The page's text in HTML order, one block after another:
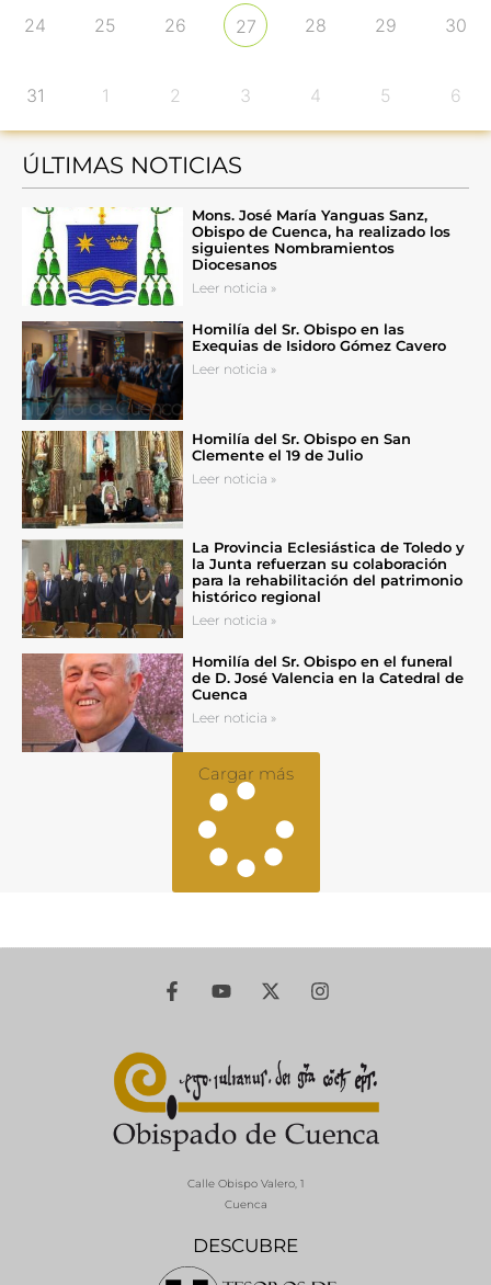
24 25 26 27 28 29 30
31 1 2 3 4 5 6
ÚLTIMAS NOTICIAS
Mons. José María Yanguas Sanz,
Obispo de Cuenca, ha realizado los
siguientes Nombramientos
Diocesanos
Leer noticia »
Homilía del Sr. Obispo en las
Exequias de Isidoro Gómez Cavero
Leer noticia »
Homilía del Sr. Obispo en San
Clemente el 19 de Julio
Leer noticia »
La Provincia Eclesiástica de Toledo y
la Junta refuerzan su colaboración
para la rehabilitación del patrimonio
histórico regional
Leer noticia »
Homilía del Sr. Obispo en el funeral
de D. José Valencia en la Catedral de
Cuenca
Leer noticia »
Cargar más
DESCUBRE
Calle Obispo Valero, 1
Cuenca